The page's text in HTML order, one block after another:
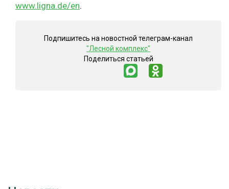
www.ligna.de/en.
Подпишитесь на новостной телеграм-канал
"Лесной комплекс"
Поделиться статьей